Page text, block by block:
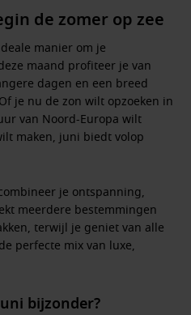
de zomer op zee
manier om je
maand profiteer je van
dagen en een breed
je nu de zon wilt opzoeken in
van Noord-Europa wilt
maken, juni biedt volop
je ontspanning,
meerdere bestemmingen
terwijl je geniet van alle
perfecte mix van luxe,
bijzonder?